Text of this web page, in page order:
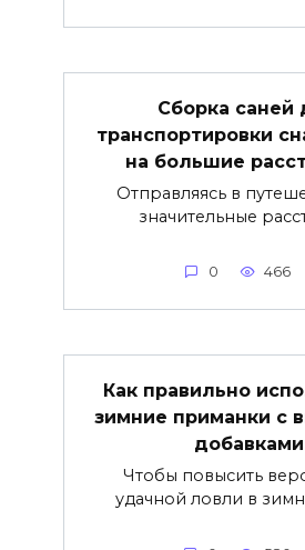
Сборка саней
транспортировки
на большие
Отправляясь в
значительные
0 466
Как правильно
зимние приманки с
добавками
Чтобы повысить
удачной ловли в